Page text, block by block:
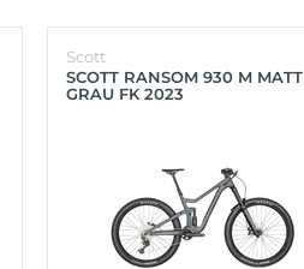
Scott
SCOTT RANSOM 930 M MATT
GRAU FK 2023